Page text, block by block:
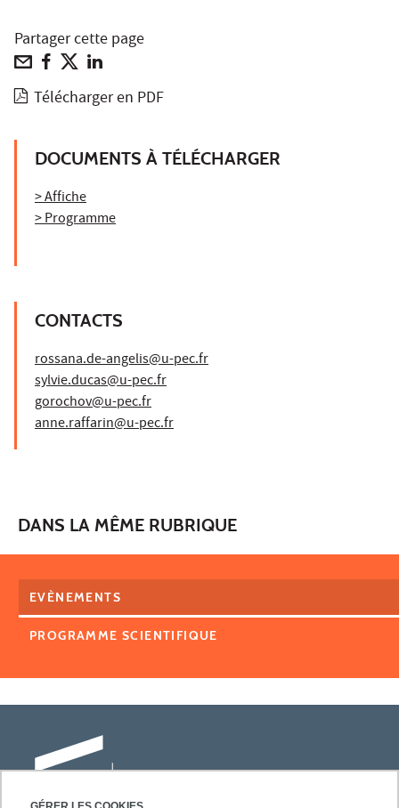
Partager cette page
Télécharger en PDF
DOCUMENTS À TÉLÉCHARGER
> Affiche
> Programme
CONTACTS
rossana.de-angelis@u-pec.fr
sylvie.ducas@u-pec.fr
gorochov@u-pec.fr
anne.raffarin@u-pec.fr
DANS LA MÊME RUBRIQUE
EVÈNEMENTS
PROGRAMME SCIENTIFIQUE